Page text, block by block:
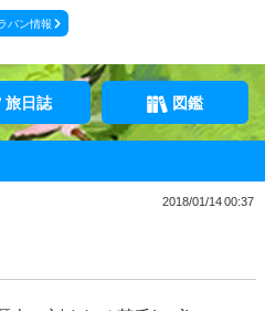
バン情報
旅日誌 図鑑
2018/01/14 00:37